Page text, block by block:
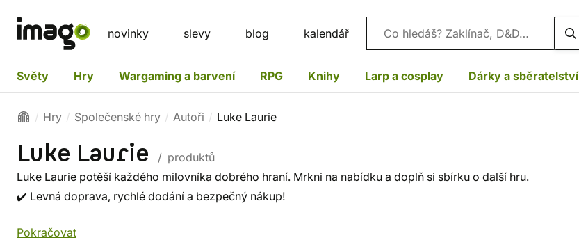
novinky slevy blog kalendář Vyhledávání
Světy Hry Wargaming a barvení RPG Knihy Larp a cosplay Dárky a sběratelství
Hry Společenské hry Autoři Luke Laurie
Luke Laurie
/ produktů
Luke Laurie potěší každého milovníka dobrého hraní. Mrkni na nabídku a doplň si sbírku o další hru.
✔️ Levná doprava, rychlé dodání a bezpečný nákup!
Pokračovat